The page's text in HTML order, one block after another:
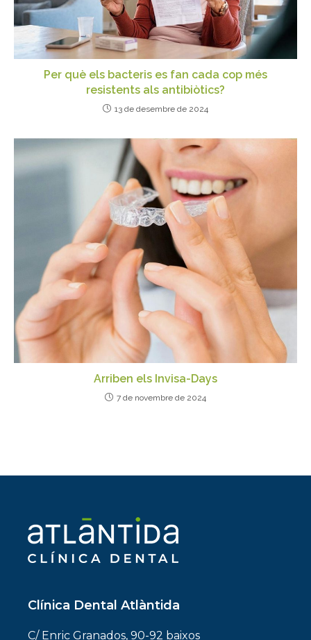
Per què els bacteris es fan cada cop més
resistents als antibiòtics?
13 de desembre de 2024
Arriben els Invisa-Days
7 de novembre de 2024
Clínica Dental Atlàntida
C/ Enric Granados, 90-92 baixos